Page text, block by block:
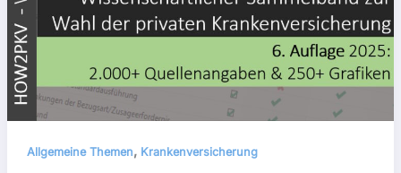
Allgemeine Themen, Krankenversicherung